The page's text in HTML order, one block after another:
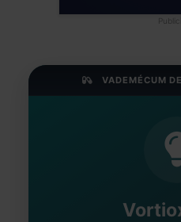
VADEMÉCUM